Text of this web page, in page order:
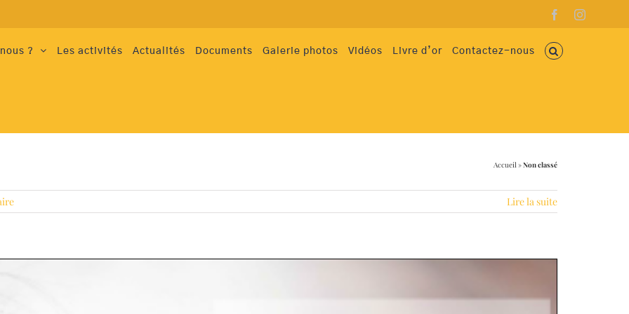
FacebookInstagram
? Les activités Actualités Documents Galerie photos Vidéos Livre d’or Contactez-nous
Accueil »Non classé
Lire la suite